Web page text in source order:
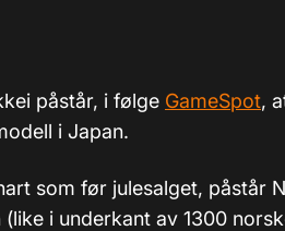
påstår, i følge GameSpot,
i Japan.
som før julesalget, påstår
(like i underkant av 1300